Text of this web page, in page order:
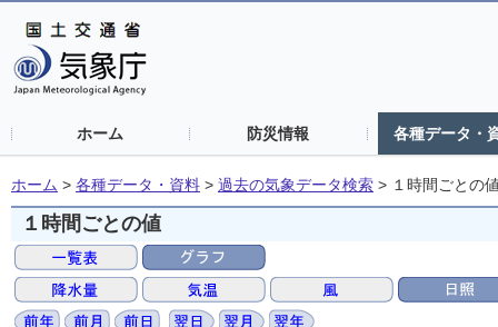
ホーム 防災情報 各種データ・
ホーム > 各種データ・資料 > 過去の気象データ検索 > １時間ごとの
１時間ごとの値